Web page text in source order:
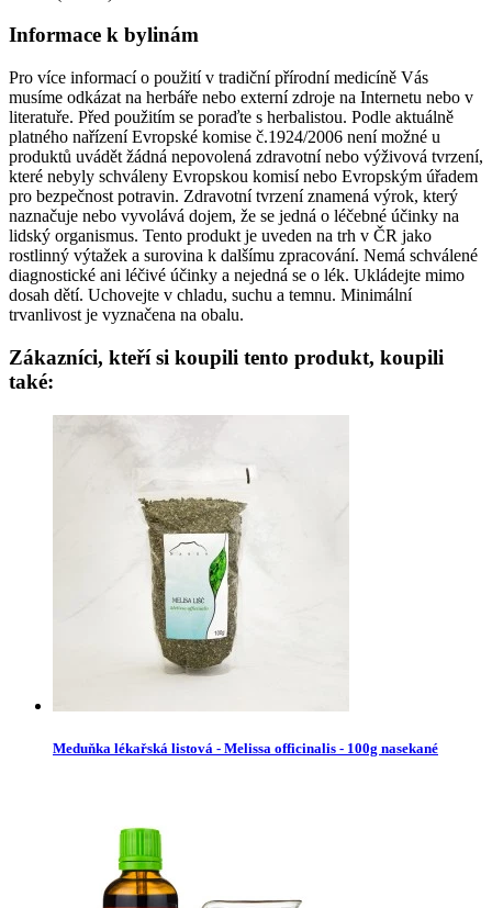
Informace k bylinám
Pro více informací o použití v tradiční přírodní medicíně Vás
musíme odkázat na herbáře nebo externí zdroje na Internetu nebo v
literatuře. Před použitím se poraďte s herbalistou. Podle aktuálně
platného nařízení Evropské komise č.1924/2006 není možné u
produktů uvádět žádná nepovolená zdravotní nebo výživová tvrzení,
které nebyly schváleny Evropskou komisí nebo Evropským úřadem
pro bezpečnost potravin. Zdravotní tvrzení znamená výrok, který
naznačuje nebo vyvolává dojem, že se jedná o léčebné účinky na
lidský organismus. Tento produkt je uveden na trh v ČR jako
rostlinný výtažek a surovina k dalšímu zpracování. Nemá schválené
diagnostické ani léčivé účinky a nejedná se o lék. Ukládejte mimo
dosah dětí. Uchovejte v chladu, suchu a temnu. Minimální
trvanlivost je vyznačena na obalu.
Zákazníci, kteří si koupili tento produkt, koupili
také:
Meduňka lékařská listová - Melissa officinalis - 100g nasekané